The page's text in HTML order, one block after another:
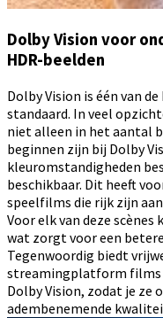
Dolby Vision voor
HDR-beelden
Dolby Vision is één van
standaard. In veel
niet alleen in het aantal
beginnen zijn bij Dolby
kleuromstandigheden
beschikbaar. Dit heeft
speelfilms die rijk zijn
Voor elk van deze
wat zorgt voor een
Tegenwoordig biedt
streamingplatform films
Dolby Vision, zodat je ze
adembenemende